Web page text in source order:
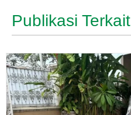
Publikasi Terkait